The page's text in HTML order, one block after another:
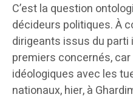
C’est la question
décideurs politiques. À
dirigeants issus du parti
premiers concernés,
idéologiques avec les
nationaux, hier, à